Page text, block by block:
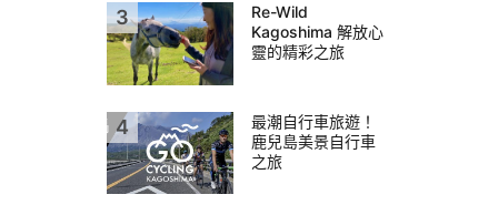
Re-Wild
Kagoshima 解放心
靈的精彩之旅
最潮自行車旅遊！
鹿兒島美景自行車
之旅